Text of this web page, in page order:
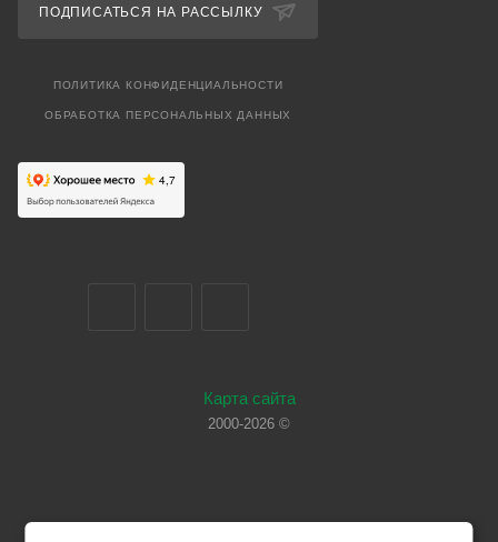
ПОДПИСАТЬСЯ НА РАССЫЛКУ
ПОЛИТИКА КОНФИДЕНЦИАЛЬНОСТИ
ОБРАБОТКА ПЕРСОНАЛЬНЫХ ДАННЫХ
Карта сайта
2000-2026 ©